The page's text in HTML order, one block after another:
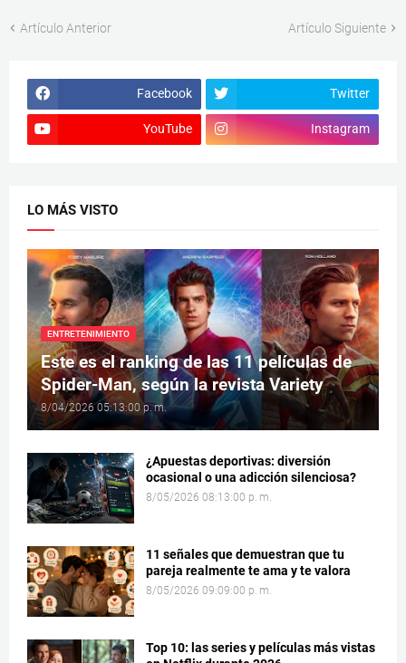
Artículo Anterior Artículo Siguiente
Facebook Twitter
YouTube Instagram
LO MÁS VISTO
ENTRETENIMIENTO
Este es el ranking de las 11 películas de
Spider-Man, según la revista Variety
8/04/2026 05:13:00 p. m.
¿Apuestas deportivas: diversión
ocasional o una adicción silenciosa?
8/05/2026 08:13:00 p. m.
11 señales que demuestran que tu
pareja realmente te ama y te valora
8/05/2026 09:09:00 p. m.
Top 10: las series y películas más vistas